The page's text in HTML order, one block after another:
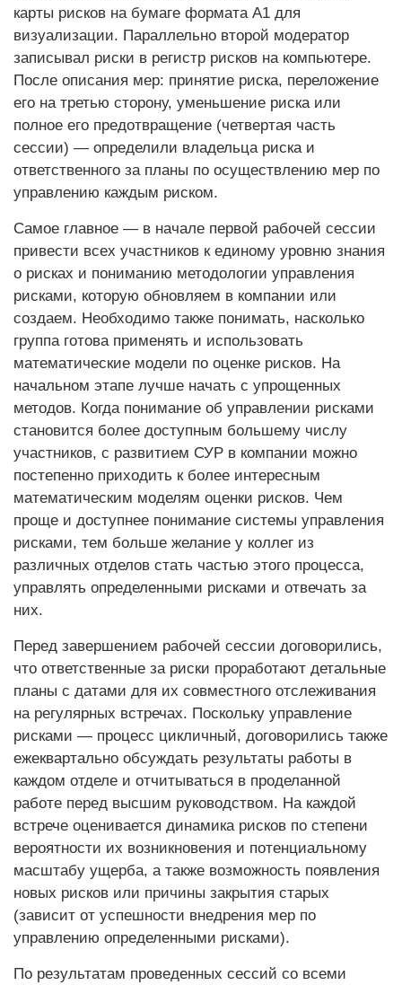
карты рисков на бумаге формата А1 для
визуализации. Параллельно второй модератор
записывал риски в регистр рисков на компьютере.
После описания мер: принятие риска, переложение
его на третью сторону, уменьшение риска или
полное его предотвращение (четвертая часть
сессии) — определили владельца риска и
ответственного за планы по осуществлению мер по
управлению каждым риском.
Самое главное — в начале первой рабочей сессии
привести всех участников к единому уровню знания
о рисках и пониманию методологии управления
рисками, которую обновляем в компании или
создаем. Необходимо также понимать, насколько
группа готова применять и использовать
математические модели по оценке рисков. На
начальном этапе лучше начать с упрощенных
методов. Когда понимание об управлении рисками
становится более доступным большему числу
участников, с развитием СУР в компании можно
постепенно приходить к более интересным
математическим моделям оценки рисков. Чем
проще и доступнее понимание системы управления
рисками, тем больше желание у коллег из
различных отделов стать частью этого процесса,
управлять определенными рисками и отвечать за
них.
Перед завершением рабочей сессии договорились,
что ответственные за риски проработают детальные
планы с датами для их совместного отслеживания
на регулярных встречах. Поскольку управление
рисками — процесс цикличный, договорились также
ежеквартально обсуждать результаты работы в
каждом отделе и отчитываться в проделанной
работе перед высшим руководством. На каждой
встрече оценивается динамика рисков по степени
вероятности их возникновения и потенциальному
масштабу ущерба, а также возможность появления
новых рисков или причины закрытия старых
(зависит от успешности внедрения мер по
управлению определенными рисками).
По результатам проведенных сессий со всеми